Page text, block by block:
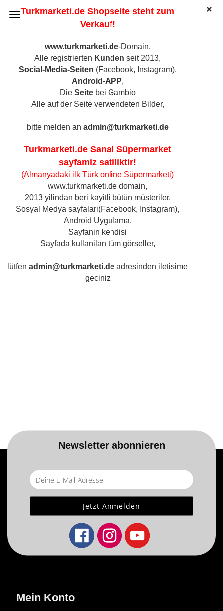
Turkmarketi.de Shopseite steht zum
Verkauf!
www.turkmarketi.de-Domain,
Alle registrierten Kunden seit 2013,
Social-Media-Seiten (Facebook, Instagram),
Android-APP,
Die Seitebei Gambio
Alle auf der Seite verwendeten Bilder,
bitte melden an admin@turkmarketi.de
Turkmarketi.de Sanal Süpermarket
sayfamiz satiliktir!
(Almanyadaki ilk Türk online Süpermarketi)
www.turkmarketi.de domain,
2013 yilindan beri kayitli bütün müsteriler,
Sosyal Medya sayfalari(Facebook, Instagram),
Android Uygulama,
Sayfanin kendisi
Sayfada kullanilan tüm görseller,
lütfen admin@turkmarketi.de adresinden iletisime
geciniz
Angebote
1 Karton Mehmet
Efendi Türkischer
Kaffee...
Nur 84,99 EUR
28,33 EUR pro 1 kg
Newsletter abonnieren
Mein Konto